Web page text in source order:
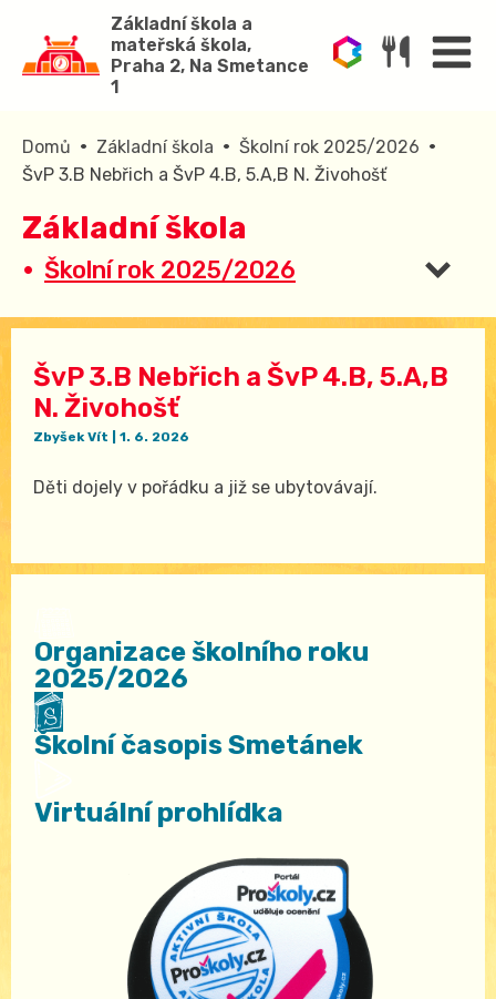
Základní škola a
mateřská škola,
Praha 2, Na Smetance
1
Domů • Základní škola • Školní rok 2025/2026 •
ŠvP 3.B Nebřich a ŠvP 4.B, 5.A,B N. Živohošť
Základní škola
Školní rok 2025/2026
ŠvP 3.B Nebřich a ŠvP 4.B, 5.A,B
N. Živohošť
Zbyšek Vít 1. 6. 2026
Děti dojely v pořádku a již se ubytovávají.
Organizace školního roku
2025/2026
Školní časopis Smetánek
Virtuální prohlídka